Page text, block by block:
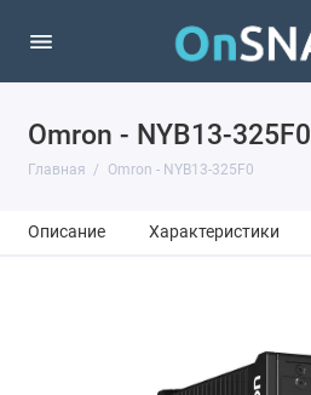
Omron - NYB13-325F0
Главная Omron - NYB13-325F0
Описание Характеристики